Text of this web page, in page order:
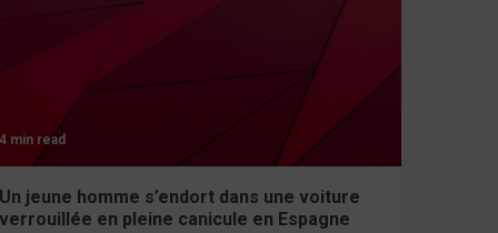
4 min read
Un jeune homme s’endort dans une voiture
verrouillée en pleine canicule en Espagne